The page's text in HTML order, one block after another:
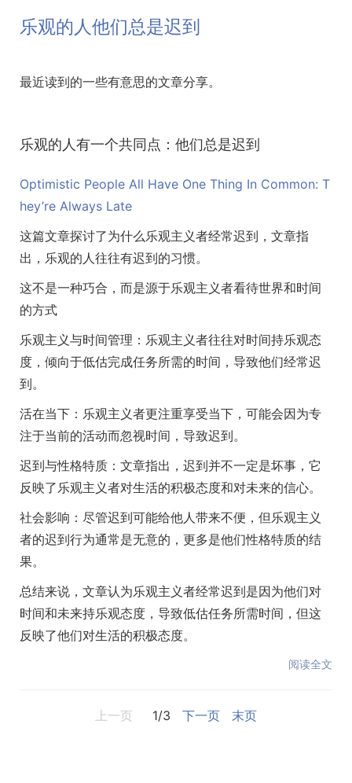
乐观的人他们总是迟到
最近读到的一些有意思的文章分享。
乐观的人有一个共同点：他们总是迟到
Optimistic People All Have One Thing In Common: T
hey’re Always Late
这篇文章探讨了为什么乐观主义者经常迟到，文章指
出，乐观的人往往有迟到的习惯。
这不是一种巧合，而是源于乐观主义者看待世界和时间
的方式
乐观主义与时间管理：乐观主义者往往对时间持乐观态
度，倾向于低估完成任务所需的时间，导致他们经常迟
到。
活在当下：乐观主义者更注重享受当下，可能会因为专
注于当前的活动而忽视时间，导致迟到。
迟到与性格特质：文章指出，迟到并不一定是坏事，它
反映了乐观主义者对生活的积极态度和对未来的信心。
社会影响：尽管迟到可能给他人带来不便，但乐观主义
者的迟到行为通常是无意的，更多是他们性格特质的结
果。
总结来说，文章认为乐观主义者经常迟到是因为他们对
时间和未来持乐观态度，导致低估任务所需时间，但这
反映了他们对生活的积极态度。
阅读全文
上一页 1/3 下一页 末页